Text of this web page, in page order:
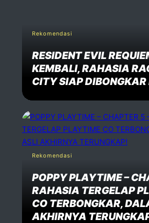
Rekomendasi
RESIDENT EVIL
KEMBALI, RAHASIA
CITY SIAP
Rekomendasi
POPPY PLAYTIME –
RAHASIA TERGELAP
CO TERBONGKAR,
AKHIRNYA